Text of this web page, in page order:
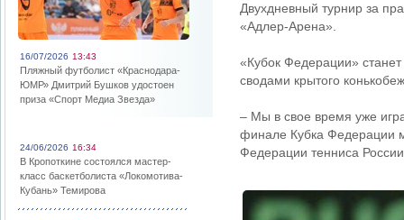
16/07/2026 13:43
Пляжный футболист «Краснодара-
ЮМР» Дмитрий Бушков удостоен
приза «Спорт Медиа Звезда»
24/06/2026 16:34
В Кропоткине состоялся мастер-
класс баскетболиста «Локомотива-
Кубань» Темирова
Двухдневный турнир за
«Адлер-Арена».
«Кубок Федерации»
сводами крытого
– Мы в свое время уже
финале Кубка Федерации
Федерации тенниса